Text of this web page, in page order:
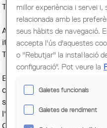
Tarragona).
A partir del mes de maig de
itinerància per diferents
Tarragona.
Es tracta d’una mostra
certamen que té com a
significatives que s'han
l'àmbit territorial de la
Camp, el Baix Camp, el
millor experiència i servei
relacionada amb les
seus hàbits de navegació.
accepta l'ús d'aquestes
o "Rebutjar" la instal·lació
configuració". Pot veure la
Galetes funcionals
Galetes de rendiment